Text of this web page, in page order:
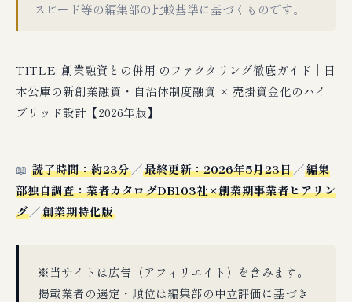
スピード等の編集部の比較基準に基づくものです。
TITLE: 創業融資との併用 のファクタリング徹底ガイド｜日
本公庫の新創業融資・自治体制度融資 × 売掛資金化のハイ
ブリッド設計【2026年版】
—
📖 読了時間：約23分／最終更新：2026年5月23日／編集
部独自調査：業者カタログDB103社×創業期事業者ヒアリン
グ／創業期特化版
※当サイトは広告（アフィリエイト）を含みます。
掲載業者の選定・順位は編集部の中立評価に基づき